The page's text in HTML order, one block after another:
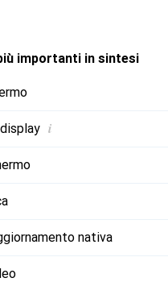
importanti in sintesi
i
nativa